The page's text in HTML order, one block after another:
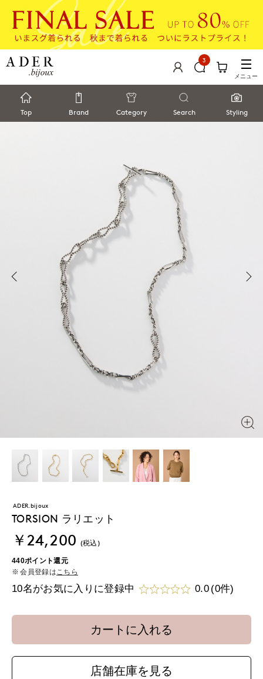
3
メニュー
Top Brand Category Search Styling
ADER.bijoux
TORSION ラリエット
￥24,200 (税込)
440ポイント還元
会員登録は こちら
10名がお気に入りに登録中 0.0 (0件)
カートに入れる
店舗在庫を見る